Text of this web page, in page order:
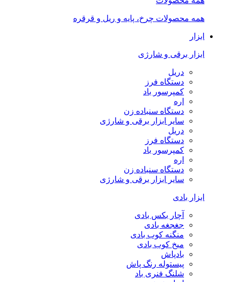
همه محصولات چرخ، پایه و ریل و قرقره
ابزار
ابزار برقی و شارژی
دریل
دستگاه فرز
کمپرسور باد
اره
دستگاه سنباده زن
سایر ابزار برقی و شارژی
دریل
دستگاه فرز
کمپرسور باد
اره
دستگاه سنباده زن
سایر ابزار برقی و شارژی
ابزار بادی
آچار بکس بادی
جغجغه بادی
منگنه کوب بادی
میخ کوب بادی
بادپاش
پیستوله رنگ پاش
شلنگ فنری باد